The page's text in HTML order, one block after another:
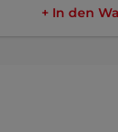
+ In den